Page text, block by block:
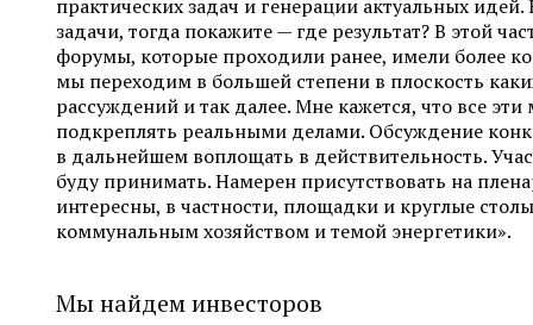
практических задач и генерации актуальных
задачи, тогда покажите — где результат? В этой
форумы, которые проходили ранее, имели более
мы переходим в большей степени в плоскость
рассуждений и так далее. Мне кажется, что все
подкреплять реальными делами. Обсуждение
в дальнейшем воплощать в действительность.
буду принимать. Намерен присутствовать на
интересны, в частности, площадки и круглые
коммунальным хозяйством и темой энергетики».
Мы найдем инвесторов